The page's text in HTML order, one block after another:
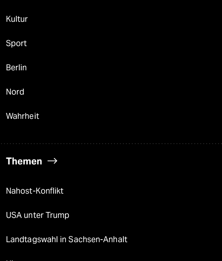
Kultur
Sport
Berlin
Nord
Wahrheit
Themen
Nahost-Konflikt
USA unter Trump
Landtagswahl in Sachsen-Anhalt